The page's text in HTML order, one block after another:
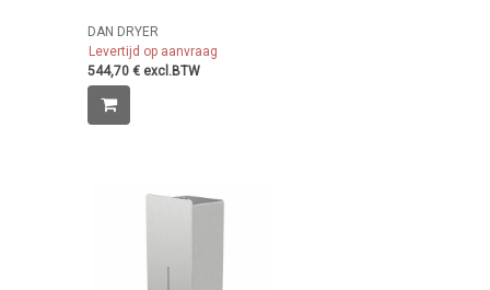
DAN DRYER
Levertijd op aanvraag
544,70 € excl.BTW